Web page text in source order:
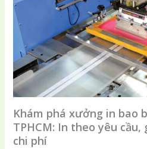
Khám phá xưởng in bao
TPHCM: In theo yêu
chi phí